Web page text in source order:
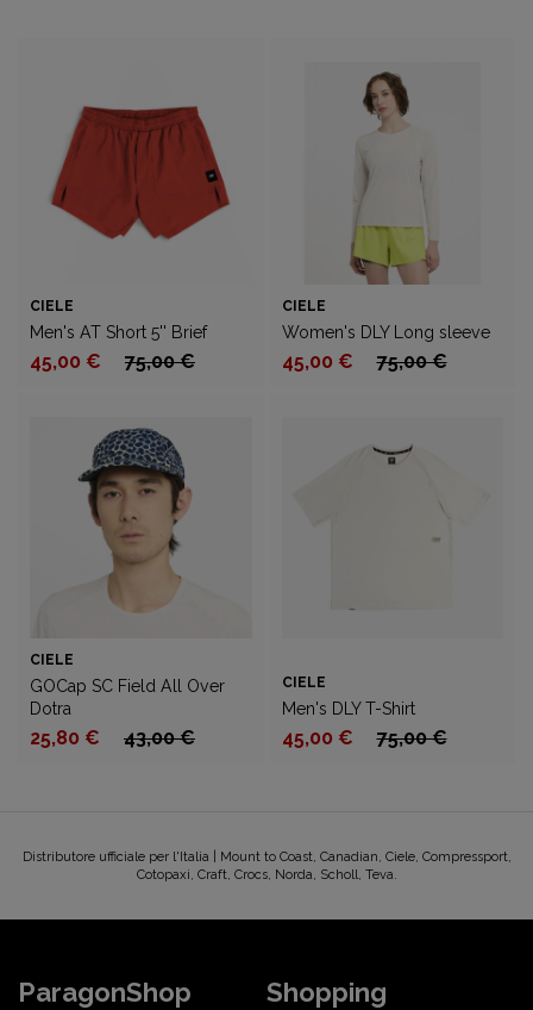
CIELE
Men's AT Short 5'' Brief
45,00 € 75,00 €
CIELE
Women's DLY Long sleeve
45,00 € 75,00 €
CIELE
GOCap SC Field All Over
Dotra
25,80 € 43,00 €
CIELE
Men's DLY T-Shirt
45,00 € 75,00 €
Distributore ufficiale per l'Italia | Mount to Coast, Canadian, Ciele, Compressport,
Cotopaxi, Craft, Crocs, Norda, Scholl, Teva.
ParagonShop Shopping